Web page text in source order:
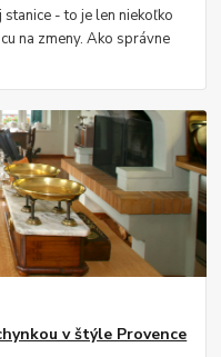
- to je len niekoľko
na zmeny. Ako správne
v štýle Provence